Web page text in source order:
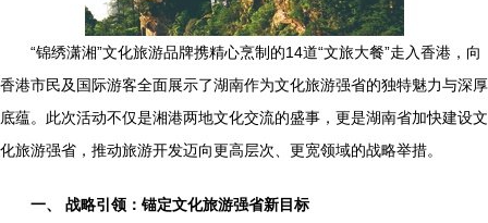
“锦绣潇湘”文化旅游品牌携精心烹制的14道“文旅大餐”走入香港，向
香港市民及国际游客全面展示了湖南作为文化旅游强省的独特魅力与深厚
底蕴。此次活动不仅是湘港两地文化交流的盛事，更是湖南省加快建设文
化旅游强省，推动旅游开发迈向更高层次、更宽领域的战略举措。
一、 战略引领：锚定文化旅游强省新目标